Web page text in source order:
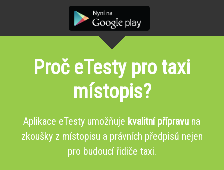
Proč eTesty pro taxi
místopis?
Aplikace eTesty umožňuje kvalitní přípravu na
zkoušky z místopisu a právních předpisů nejen
pro budoucí řidiče taxi.